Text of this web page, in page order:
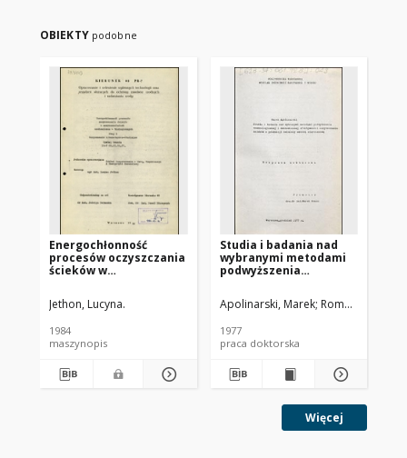
OBIEKTY podobne
Energochłonność
procesów oczyszczania
ścieków w
mechaniczno-
biologicznych - etap I :
literaturowo-studialne
Jethon, Lucyna.
1984
maszynopis
Studia i badania nad
wybranymi metodami
podwyższenia
ekonomicznej
efektywności
produkcji celulozy
metodą siarczanową
Apolinarski, Marek Roman, Marek.
1977
praca doktorska
Więcej